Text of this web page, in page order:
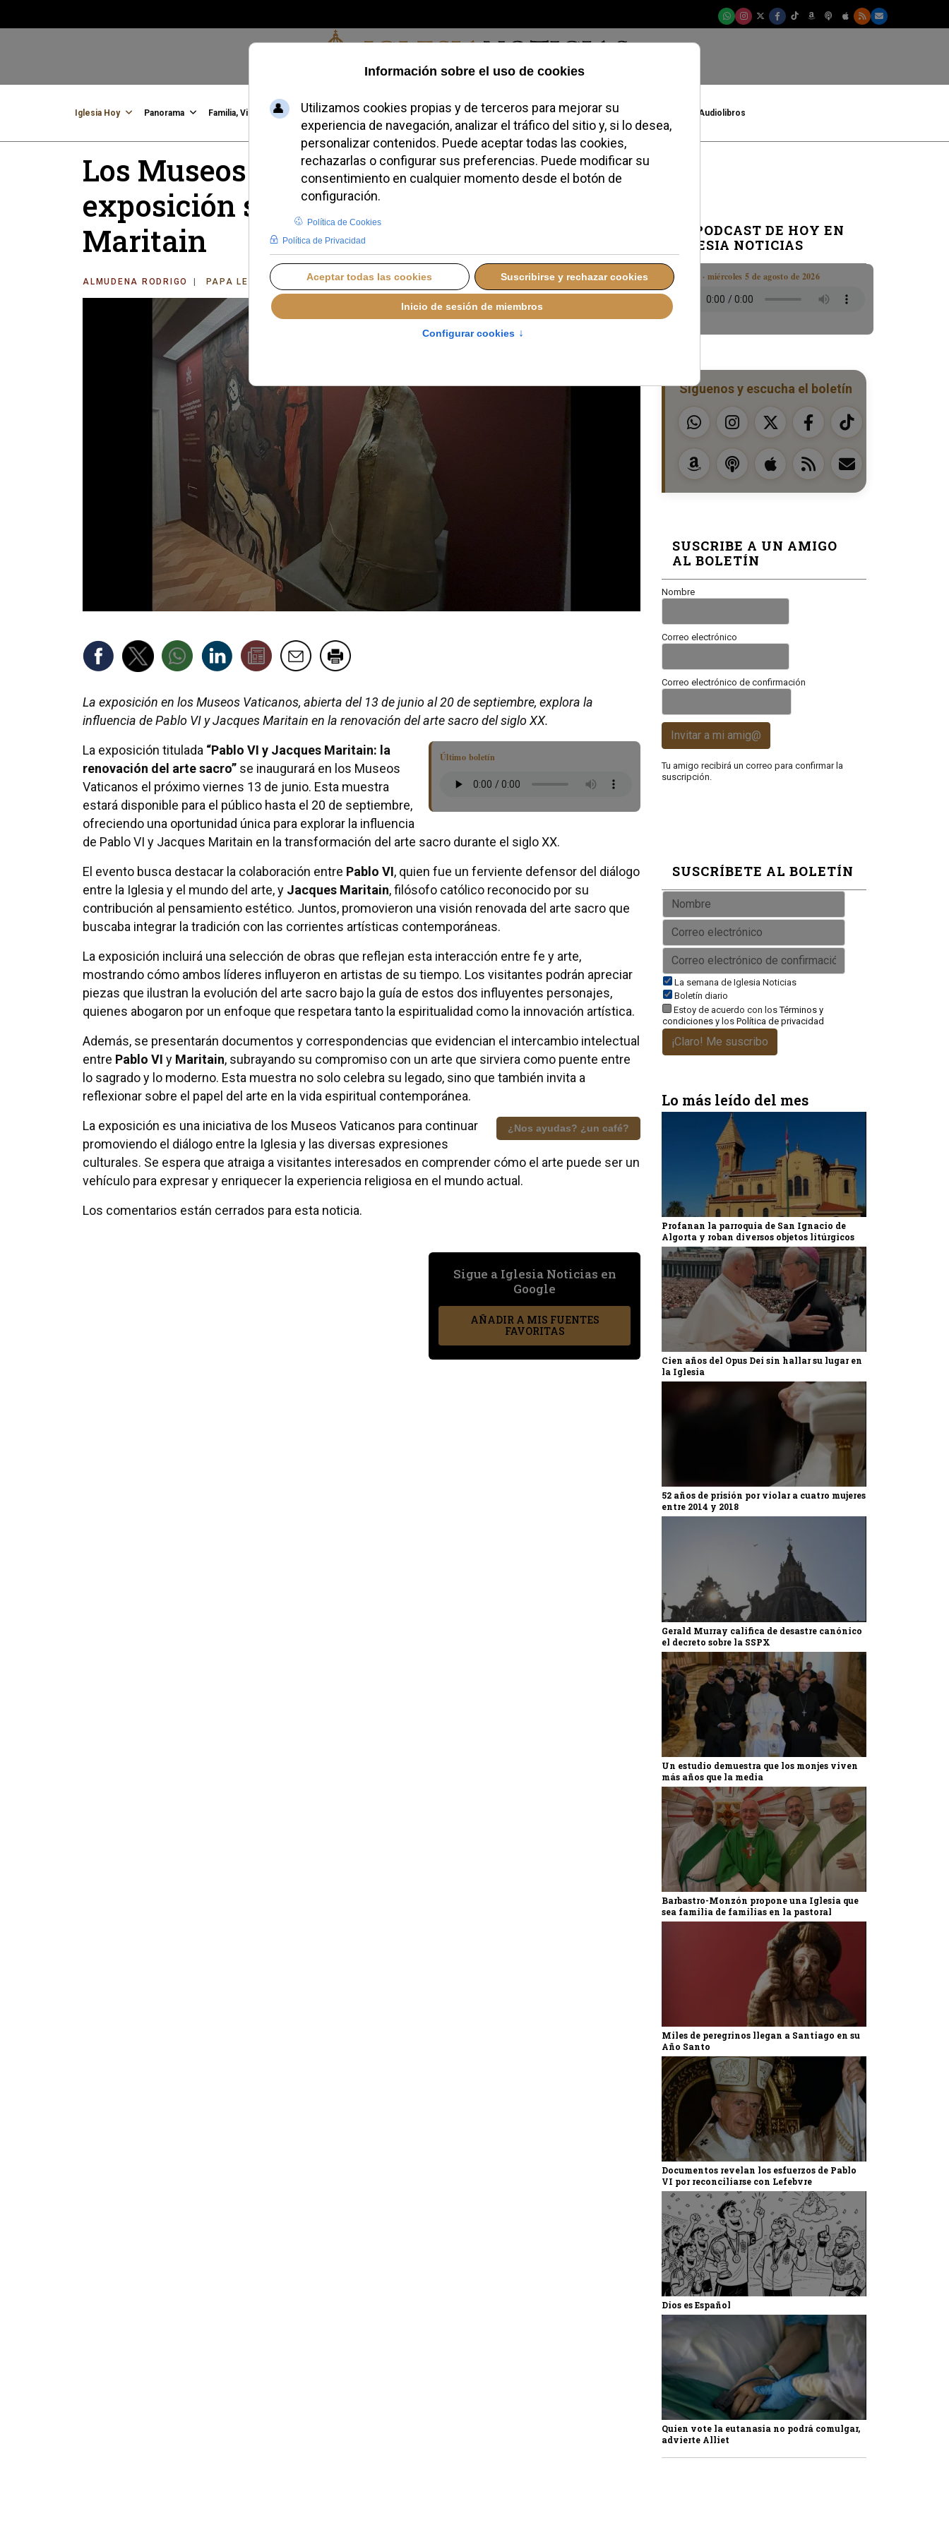
Jueves, 06 de agosto de 2026
Iglesia Hoy Panorama Familia, Vida, Identidad Credofobiómetro Blogs Temas Buscar #JovenesConFe Podcast Audiolibros
Los Museos Vaticanos inauguran una
exposición sobre Pablo VI y Jacques
Maritain
ALMUDENA RODRIGO PAPA LEÓN XIV VIERNES, 13 JUNIO 2025 12:00
La exposición en los Museos Vaticanos, abierta del 13 de junio al 20 de septiembre, explora la
influencia de Pablo VI y Jacques Maritain en la renovación del arte sacro del siglo XX.
Último boletín
La exposición titulada “Pablo VI y Jacques Maritain: la
renovación del arte sacro” se inaugurará en los Museos
Vaticanos el próximo viernes 13 de junio. Esta muestra
estará disponible para el público hasta el 20 de septiembre,
ofreciendo una oportunidad única para explorar la influencia
de Pablo VI y Jacques Maritain en la transformación del arte sacro durante el siglo XX.
El evento busca destacar la colaboración entre Pablo VI, quien fue un ferviente defensor del diálogo
entre la Iglesia y el mundo del arte, y Jacques Maritain, filósofo católico reconocido por su
contribución al pensamiento estético. Juntos, promovieron una visión renovada del arte sacro que
buscaba integrar la tradición con las corrientes artísticas contemporáneas.
La exposición incluirá una selección de obras que reflejan esta interacción entre fe y arte,
mostrando cómo ambos líderes influyeron en artistas de su tiempo. Los visitantes podrán apreciar
piezas que ilustran la evolución del arte sacro bajo la guía de estos dos influyentes personajes,
quienes abogaron por un enfoque que respetara tanto la espiritualidad como la innovación artística.
Además, se presentarán documentos y correspondencias que evidencian el intercambio intelectual
entre Pablo VI y Maritain, subrayando su compromiso con un arte que sirviera como puente entre
lo sagrado y lo moderno. Esta muestra no solo celebra su legado, sino que también invita a
reflexionar sobre el papel del arte en la vida espiritual contemporánea.
¿Nos ayudas? ¿un café?
La exposición es una iniciativa de los Museos Vaticanos para continuar
promoviendo el diálogo entre la Iglesia y las diversas expresiones
culturales. Se espera que atraiga a visitantes interesados en comprender cómo el arte puede ser un
vehículo para expresar y enriquecer la experiencia religiosa en el mundo actual.
Los comentarios están cerrados para esta noticia.
Sigue a Iglesia Noticias en
Google
AÑADIR A MIS FUENTES
FAVORITAS
EL PODCAST DE HOY EN
IGLESIA NOTICIAS
Boletín · miércoles 5 de agosto de 2026
Síguenos y escucha el boletín
SUSCRIBE A UN AMIGO
AL BOLETÍN
Nombre
Correo electrónico
Correo electrónico de confirmación
Invitar a mi amig@
Tu amigo recibirá un correo para confirmar la
suscripción.
SUSCRÍBETE AL BOLETÍN
La semana de Iglesia Noticias
Boletín diario
Estoy de acuerdo con losTérminos y
condiciones y los Política de privacidad
¡Claro! Me suscribo
Lo más leído del mes
Profanan la parroquia de San Ignacio de
Algorta y roban diversos objetos litúrgicos
Cien años del Opus Dei sin hallar su lugar en
la Iglesia
52 años de prisión por violar a cuatro mujeres
entre 2014 y 2018
Gerald Murray califica de desastre canónico
el decreto sobre la SSPX
Un estudio demuestra que los monjes viven
más años que la media
Barbastro-Monzón propone una Iglesia que
sea familia de familias en la pastoral
Miles de peregrinos llegan a Santiago en su
Año Santo
Documentos revelan los esfuerzos de Pablo
VI por reconciliarse con Lefebvre
Dios es Español
Quien vote la eutanasia no podrá comulgar,
advierte Alliet